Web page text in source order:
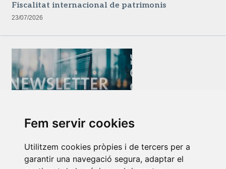
Fem servir cookies
Utilitzem cookies pròpies i de tercers per a
garantir una navegació segura, adaptar el
Fiscalitat internacional de patrimonis
23/07/2026
Newsletter Insolvències i Situacions Especials